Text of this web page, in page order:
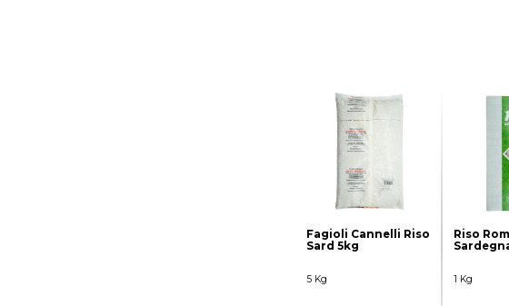
Fagioli Cannelli Riso
Sard 5kg
5 Kg
Riso
1 Kg